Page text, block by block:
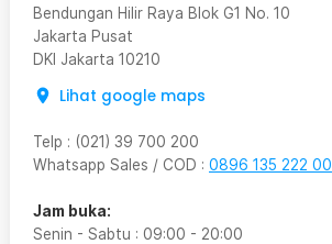
Bendungan Hilir Raya Blok G1 No. 10
Jakarta Pusat
DKI Jakarta 10210
Lihat google maps
Telp : (021) 39 700 200
Whatsapp Sales / COD : 0896 135 222 00
Jam buka:
Senin - Sabtu : 09:00 - 20:00